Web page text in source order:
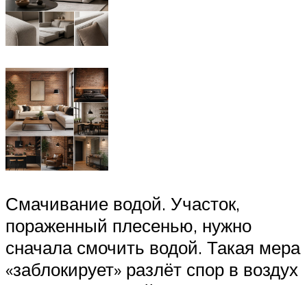
Смачивание водой. Участок,
пораженный плесенью, нужно
сначала смочить водой. Такая мера
«заблокирует» разлёт спор в воздух